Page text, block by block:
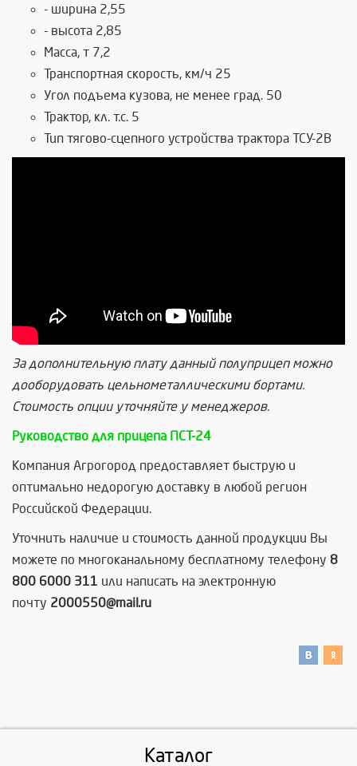
- ширина 2,55
- высота 2,85
Масса, т 7,2
Транспортная скорость, км/ч 25
Угол подъема кузова, не менее град. 50
Трактор, кл. т.с. 5
Тип тягово-сцепного устройства трактора ТСУ-2В
За дополнительную плату данный полуприцеп можно
дооборудовать цельнометаллическими бортами.
Стоимость опции уточняйте у менеджеров.
Руководство для прицепа ПСТ-24
Компания Агрогород предоставляет быструю и
оптимально недорогую доставку в любой регион
Российской Федерации.
Уточнить наличие и стоимость данной продукции Вы
можете по многоканальному бесплатному телефону 8
800 6000 311 или написать на электронную
почту 2000550@mail.ru
Каталог